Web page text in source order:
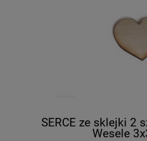
SERCE ze sklejki 2
Wesele